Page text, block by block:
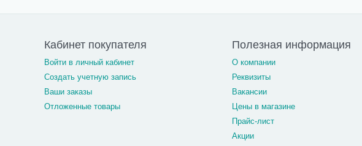
Кабинет покупателя
Войти в личный кабинет
Создать учетную запись
Ваши заказы
Отложенные товары
Полезная информация
О компании
Реквизиты
Вакансии
Цены в магазине
Прайс-лист
Акции